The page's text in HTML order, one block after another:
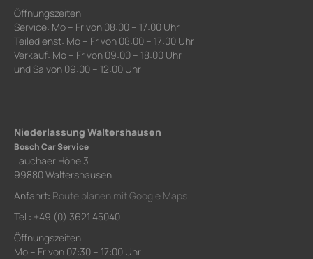
Öffnungszeiten
Service: Mo – Fr von 08:00 – 17:00 Uhr
Teiledienst: Mo – Fr von 08:00 – 17:00 Uhr
Verkauf: Mo – Fr von 09:00 – 18:00 Uhr
und Sa von 09:00 – 12:00 Uhr
Niederlassung Waltershausen
Bosch Car Service
Lauchaer Höhe 3
99880 Waltershausen
Anfahrt: Route planen mit Google Maps
Tel.: +49 (0) 3621 45040
Öffnungszeiten
Mo – Fr von 07:30 – 17:00 Uhr